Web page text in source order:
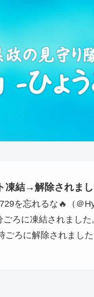
凍結→解除されま
を忘れるな🔥（＠
ろに凍結されました
ろに解除されました